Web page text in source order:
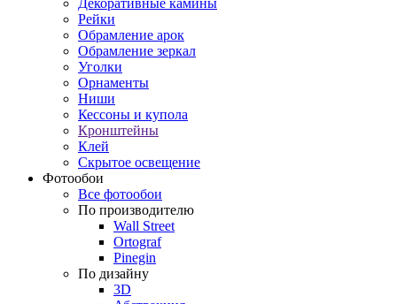
Декоративные камины
Рейки
Обрамление арок
Обрамление зеркал
Уголки
Орнаменты
Ниши
Кессоны и купола
Кронштейны
Клей
Скрытое освещение
Фотообои
Все фотообои
По производителю
Wall Street
Ortograf
Pinegin
По дизайну
3D